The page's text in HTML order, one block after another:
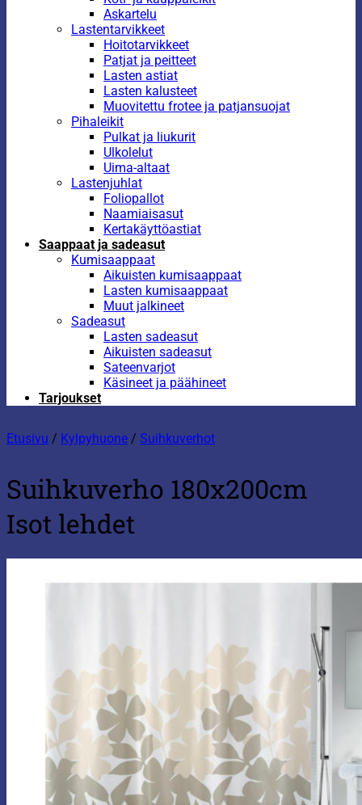
Askartelu
Lastentarvikkeet
Hoitotarvikkeet
Patjat ja peitteet
Lasten astiat
Lasten kalusteet
Muovitettu frotee ja patjansuojat
Pihaleikit
Pulkat ja liukurit
Ulkolelut
Uima-altaat
Lastenjuhlat
Foliopallot
Naamiaisasut
Kertakäyttöastiat
Saappaat ja sadeasut
Kumisaappaat
Aikuisten kumisaappaat
Lasten kumisaappaat
Muut jalkineet
Sadeasut
Lasten sadeasut
Aikuisten sadeasut
Sateenvarjot
Käsineet ja päähineet
Tarjoukset
Etusivu / Kylpyhuone / Suihkuverhot
Suihkuverho 180x200cm
Isot lehdet